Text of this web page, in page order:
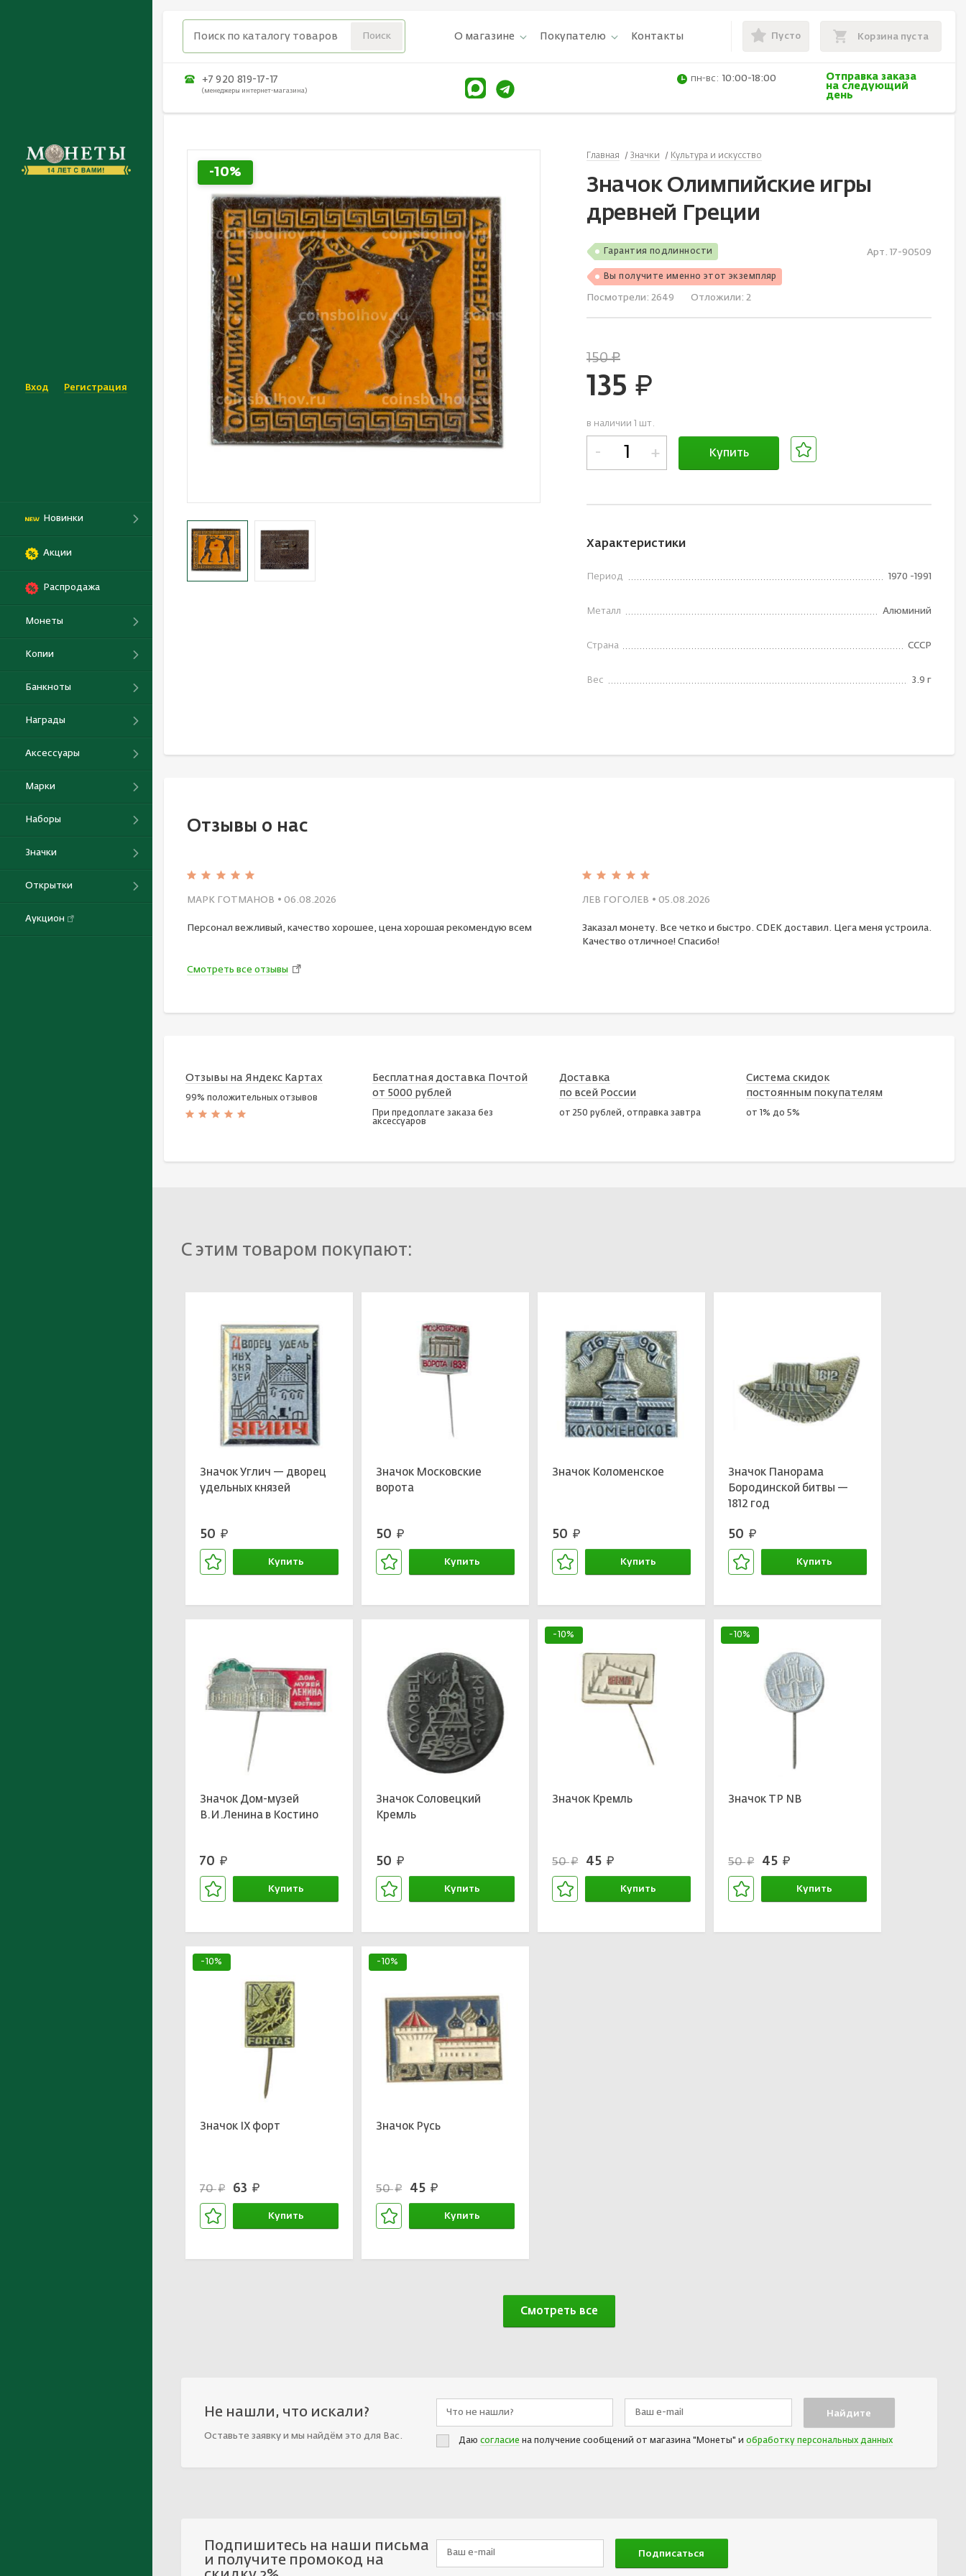
Вход Регистрация
Новинки
Акции
Распродажа
Монеты
Копии
Банкноты
Награды
Аксессуары
Марки
Наборы
Значки
Открытки
Аукцион
О магазине Покупателю Контакты Пусто Корзина пуста
+7 920 819-17-17
(менеджеры интернет-магазина)
пн-вс: 10:00-18:00
Отправка заказа
на следующий
день
-10%
Главная Значки Культура и искусство
Значок Олимпийские игры
древней Греции
Гарантия подлинности
Вы получите именно этот экземпляр
Арт. 17-90509
Посмотрели: 2649 Отложили: 2
150руб.
135 руб.
в наличии 1 шт.
- + Купить
Характеристики
Период 1970 -1991
Металл Алюминий
Страна СССР
Вес 3.9 г
Отзывы о нас
МАРК ГОТМАНОВ • 06.08.2026
Персонал вежливый, качество хорошее, цена хорошая рекомендую всем
ЛЕВ ГОГОЛЕВ • 05.08.2026
Заказал монету. Все четко и быстро. CDEK доставил. Цега меня устроила.
Качество отличное! Спасибо!
Смотреть все отзывы
Отзывы на Яндекс Картах
99% положительных отзывов
Бесплатная доставка Почтой
от 5000 рублей
При предоплате заказа без
аксессуаров
Доставка
по всей России
от 250 рублей, отправка завтра
Система скидок
постоянным покупателям
от 1% до 5%
С этим товаром покупают:
Значок Углич — дворец
удельных князей
50 руб.
Купить
Значок Московские
ворота
50 руб.
Купить
Значок Коломенское
50 руб.
Купить
Значок Панорама
Бородинской битвы —
1812 год
50 руб.
Купить
Значок Дом-музей
В.И.Ленина в Костино
70 руб.
Купить
Значок Соловецкий
Кремль
50 руб.
Купить
-10%
Значок Кремль
50руб. 45 руб.
Купить
-10%
Значок ТP NB
50руб. 45 руб.
Купить
-10%
Значок IX форт
70руб. 63 руб.
Купить
-10%
Значок Русь
50руб. 45 руб.
Купить
Смотреть все
Не нашли, что искали?
Оставьте заявку и мы найдём это для Вас.
Даю согласие на получение сообщений от магазина "Монеты" и обработку персональных данных
Подпишитесь на наши письма
и получите промокод на